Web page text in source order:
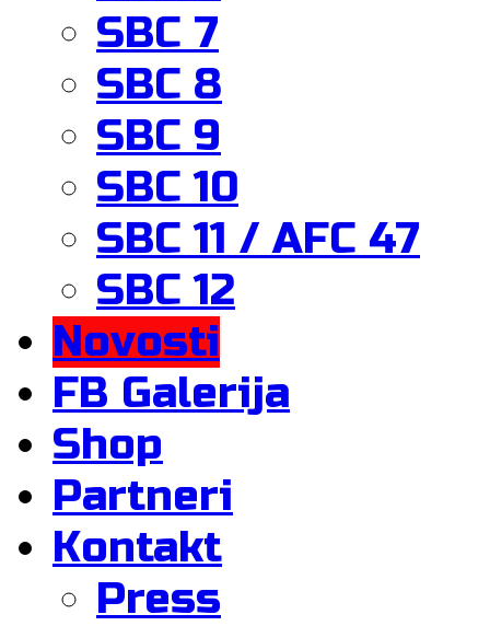
SBC 7
SBC 8
SBC 9
SBC 10
SBC 11 / AFC 47
SBC 12
Novosti
FB Galerija
Shop
Partneri
Kontakt
Press